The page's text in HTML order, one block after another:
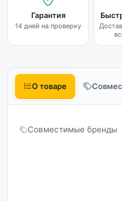
Гарантия
14 дней на проверку
О товаре
Совместимые бренды